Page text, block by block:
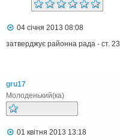
П
в
л
е
н
н
04 січня 2013 08:08
затверджує районна рада - ст.
gru17
Молоденький(ка)
П
01 квітня 2013 13:18